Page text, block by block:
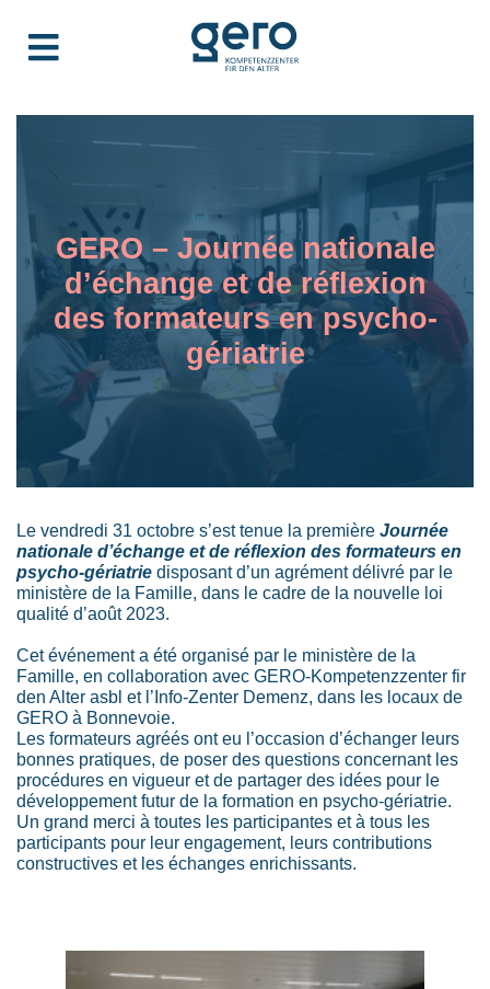
GERO – Journée nationale
d’échange et de réflexion
des formateurs en psycho-
gériatrie
Le vendredi 31 octobre s’est tenue la première Journée
nationale d’échange et de réflexion des formateurs en
psycho-gériatrie disposant d’un agrément délivré par le
ministère de la Famille, dans le cadre de la nouvelle loi
qualité d’août 2023.
Cet événement a été organisé par le ministère de la
Famille, en collaboration avec GERO-Kompetenzzenter fir
den Alter asbl et l’Info-Zenter Demenz, dans les locaux de
GERO à Bonnevoie.
Les formateurs agréés ont eu l’occasion d’échanger leurs
bonnes pratiques, de poser des questions concernant les
procédures en vigueur et de partager des idées pour le
développement futur de la formation en psycho-gériatrie.
Un grand merci à toutes les participantes et à tous les
participants pour leur engagement, leurs contributions
constructives et les échanges enrichissants.